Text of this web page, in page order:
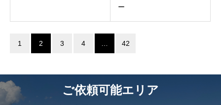
ー
1 2 3 4 … 42
ご依頼可能エリア